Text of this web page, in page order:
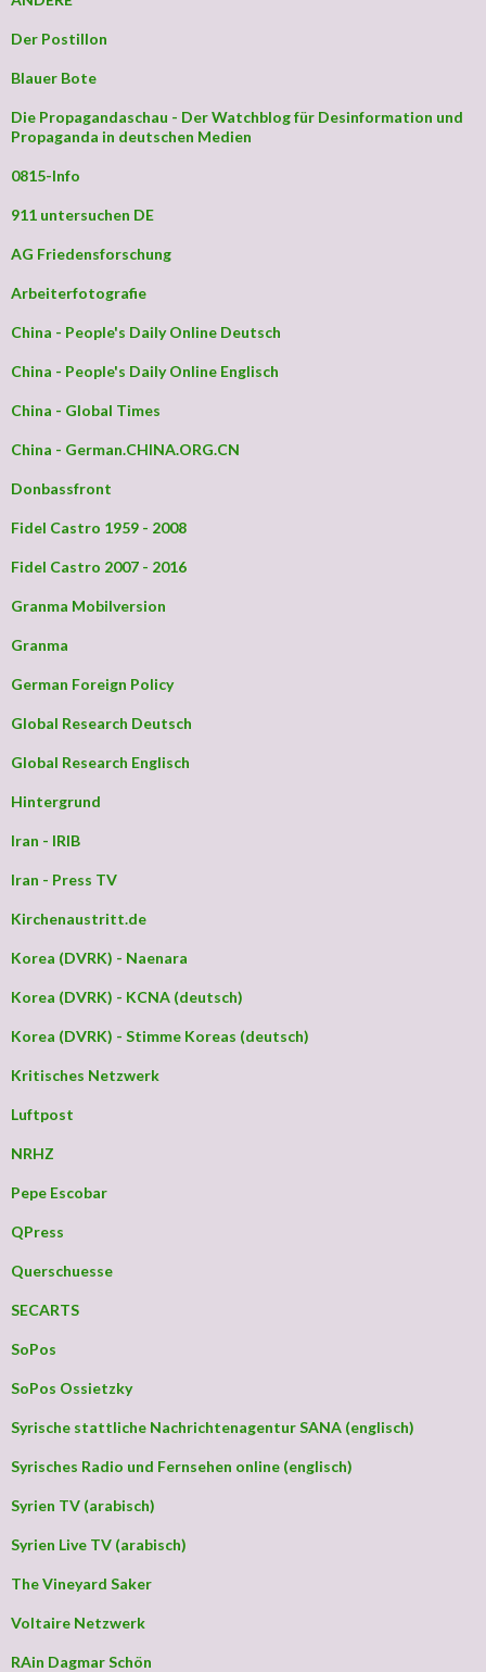
Der Postillon
Blauer Bote
Die Propagandaschau - Der Watchblog für Desinformation und
Propaganda in deutschen Medien
0815-Info
911 untersuchen DE
AG Friedensforschung
Arbeiterfotografie
China - People's Daily Online Deutsch
China - People's Daily Online Englisch
China - Global Times
China - German.CHINA.ORG.CN
Donbassfront
Fidel Castro 1959 - 2008
Fidel Castro 2007 - 2016
Granma Mobilversion
Granma
German Foreign Policy
Global Research Deutsch
Global Research Englisch
Hintergrund
Iran - IRIB
Iran - Press TV
Kirchenaustritt.de
Korea (DVRK) - Naenara
Korea (DVRK) - KCNA (deutsch)
Korea (DVRK) - Stimme Koreas (deutsch)
Kritisches Netzwerk
Luftpost
NRHZ
Pepe Escobar
QPress
Querschuesse
SECARTS
SoPos
SoPos Ossietzky
Syrische stattliche Nachrichtenagentur SANA (englisch)
Syrisches Radio und Fernsehen online (englisch)
Syrien TV (arabisch)
Syrien Live TV (arabisch)
The Vineyard Saker
Voltaire Netzwerk
RAin Dagmar Schön